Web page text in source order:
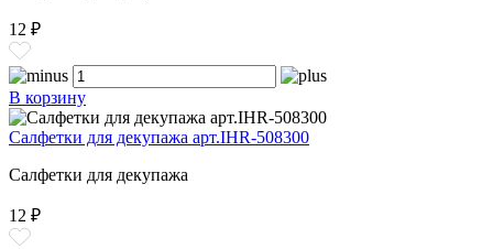
12 ₽
В корзину
Салфетки для декупажа арт.IHR-508300
Салфетки для декупажа
12 ₽